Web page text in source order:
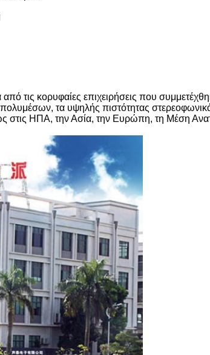
τις κορυφαίες επιχειρήσεις που
τα υψηλής πιστότητας
στις ΗΠΑ, την Ασία, την Ευρώπη, τη Μέση